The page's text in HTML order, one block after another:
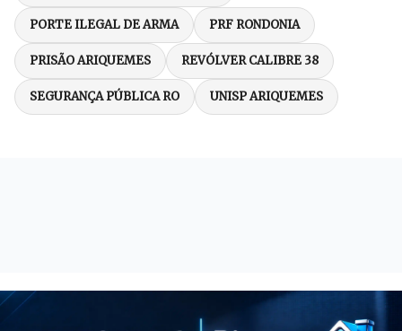
PORTE ILEGAL DE ARMA PRF RONDONIA
PRISÃO ARIQUEMES REVÓLVER CALIBRE 38
SEGURANÇA PÚBLICA RO UNISP ARIQUEMES